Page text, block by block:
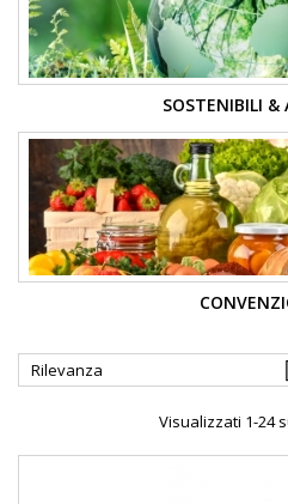
SOSTENIBILI &
Rilevanza
Visualizzati 1-24